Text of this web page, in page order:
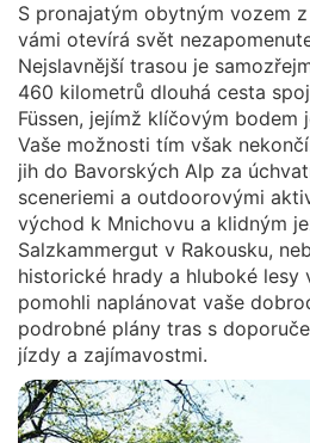
S pronajatým obytným vozem
vámi otevírá svět
Nejslavnější trasou je
460 kilometrů dlouhá cesta
Füssen, jejímž klíčovým bodem
Vaše možnosti tím však
jih do Bavorských Alp za
sceneriemi a outdoorovými
východ k Mnichovu a klidným
Salzkammergut v Rakousku,
historické hrady a hluboké lesy
pomohli naplánovat vaše
podrobné plány tras s
jízdy a zajímavostmi.